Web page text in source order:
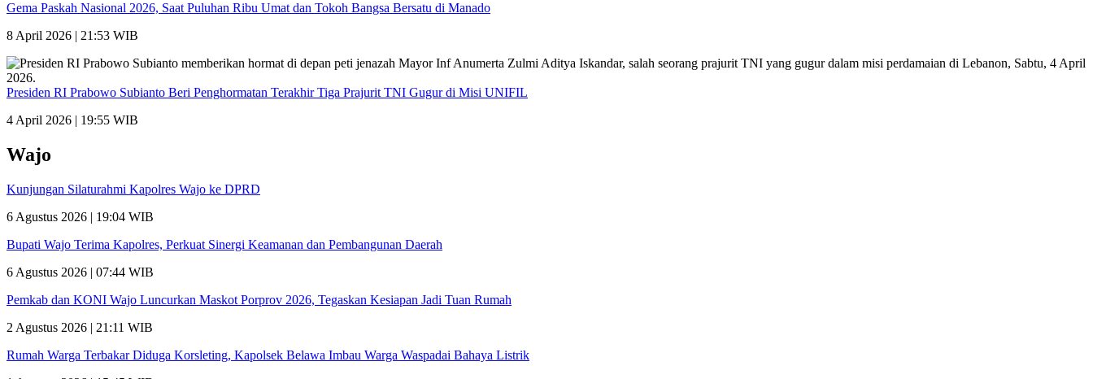
Gema Paskah Nasional 2026, Saat Puluhan Ribu Umat dan Tokoh Bangsa Bersatu di Manado
8 April 2026 | 21:53 WIB
Presiden RI Prabowo Subianto Beri Penghormatan Terakhir Tiga Prajurit TNI Gugur di Misi UNIFIL
4 April 2026 | 19:55 WIB
Wajo
Kunjungan Silaturahmi Kapolres Wajo ke DPRD
6 Agustus 2026 | 19:04 WIB
Bupati Wajo Terima Kapolres, Perkuat Sinergi Keamanan dan Pembangunan Daerah
6 Agustus 2026 | 07:44 WIB
Pemkab dan KONI Wajo Luncurkan Maskot Porprov 2026, Tegaskan Kesiapan Jadi Tuan Rumah
2 Agustus 2026 | 21:11 WIB
Rumah Warga Terbakar Diduga Korsleting, Kapolsek Belawa Imbau Warga Waspadai Bahaya Listrik